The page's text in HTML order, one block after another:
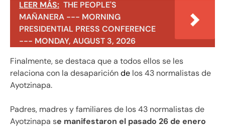
LEER MÁS: THE PEOPLE'S
MAÑANERA --- MORNING
PRESIDENTIAL PRESS CONFERENCE
--- MONDAY, AUGUST 3, 2026
Finalmente, se destaca que a todos ellos se les
relaciona con la desapariciónde los 43 normalistas de
Ayotzinapa.
Padres, madres y familiares de los 43 normalistas de
Ayotzinapa se manifestaron el pasado 26 de enero